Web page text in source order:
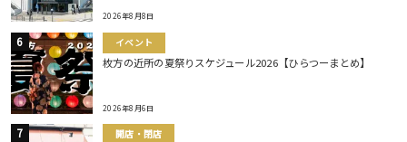
2026年8月8日
イベント
枚方の近所の夏祭りスケジュール2026【ひらつーまとめ】
2026年8月6日
開店・閉店